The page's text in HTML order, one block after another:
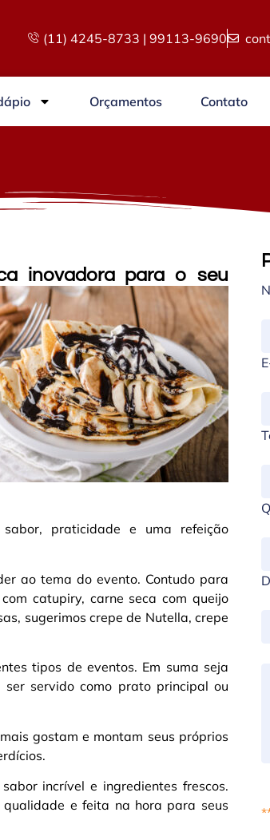
(11) 4245-8733 | 99113-9690
Orçamentos Contato
inovadora para o seu
praticidade e uma refeição
ao tema do evento. Contudo para
catupiry, carne seca com queijo
sugerimos crepe de Nutella, crepe
tipos de eventos. Em suma seja
servido como prato principal ou
gostam e montam seus próprios
incrível e ingredientes frescos.
qualidade e feita na hora para seus